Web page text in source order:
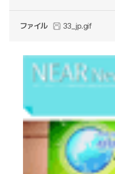
ファイル 33_jp.gif